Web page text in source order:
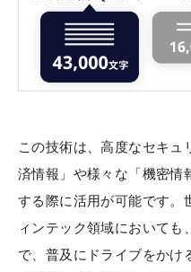
この技術は、高度なセキュ
済情報」や様々な「機密情
する際に活用が可能です。
ィンテック領域においても
で、普及にドライブをかけ